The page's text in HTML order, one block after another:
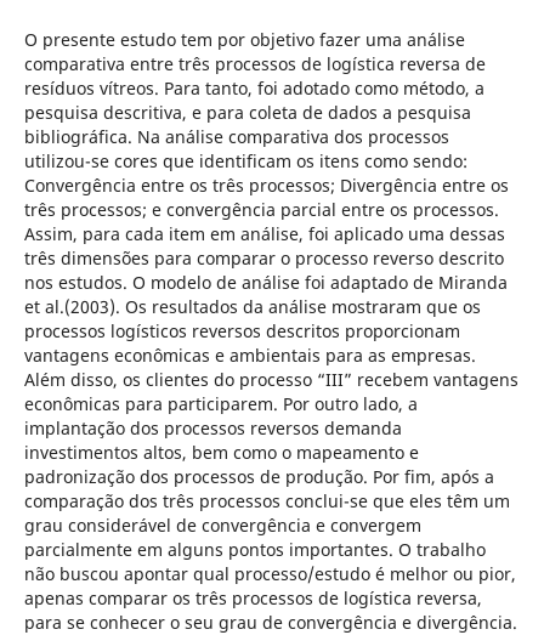
O presente estudo tem por objetivo fazer uma análise
comparativa entre três processos de logística reversa de
resíduos vítreos. Para tanto, foi adotado como método, a
pesquisa descritiva, e para coleta de dados a pesquisa
bibliográfica. Na análise comparativa dos processos
utilizou-se cores que identificam os itens como sendo:
Convergência entre os três processos; Divergência entre os
três processos; e convergência parcial entre os processos.
Assim, para cada item em análise, foi aplicado uma dessas
três dimensões para comparar o processo reverso descrito
nos estudos. O modelo de análise foi adaptado de Miranda
et al.(2003). Os resultados da análise mostraram que os
processos logísticos reversos descritos proporcionam
vantagens econômicas e ambientais para as empresas.
Além disso, os clientes do processo “III” recebem vantagens
econômicas para participarem. Por outro lado, a
implantação dos processos reversos demanda
investimentos altos, bem como o mapeamento e
padronização dos processos de produção. Por fim, após a
comparação dos três processos conclui-se que eles têm um
grau considerável de convergência e convergem
parcialmente em alguns pontos importantes. O trabalho
não buscou apontar qual processo/estudo é melhor ou pior,
apenas comparar os três processos de logística reversa,
para se conhecer o seu grau de convergência e divergência.